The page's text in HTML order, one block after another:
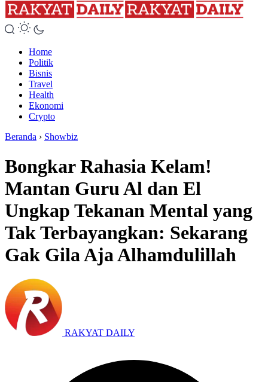
Home
Politik
Bisnis
Travel
Health
Ekonomi
Crypto
Beranda › Showbiz
Bongkar Rahasia Kelam!
Mantan Guru Al dan El
Ungkap Tekanan Mental yang
Tak Terbayangkan: Sekarang
Gak Gila Aja Alhamdulillah
RAKYAT DAILY